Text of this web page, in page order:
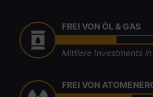
FREI VON ÖL & GAS
Mittlere Investments in
FREI VON